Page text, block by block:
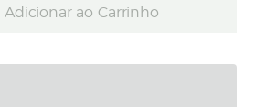
Adicionar ao Carrinho